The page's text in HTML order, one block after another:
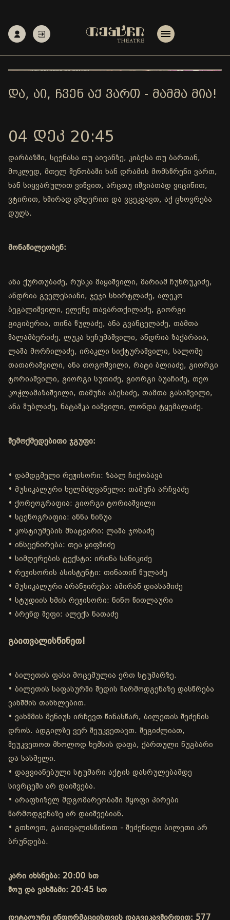
ᲓᲐ, ᲐᲘ, ᲩᲕᲔᲜ ᲐᲥ ᲕᲐᲠᲗ - ᲛᲐᲛᲛᲐ ᲛᲘᲐ!
04 ᲓᲔᲙ 20:45
დარბაზში, სცენასა თუ აივანზე, კიბესა თუ ბართან,
მოკლედ, მთელ შენობაში ხან დრამის მომსწრენი ვართ,
ხან სიყვარულით ვიწვით, არცთუ იშვიათად ვიცინით,
ვტირით, ხშირად ვმღერით და ვცეკვავთ, აქ ცხოვრება
დუღს.
მონაწილეობენ:
ანა ქურთუბაძე, რუსკა მაყაშვილი, მარიამ ჩუხრუკიძე,
ანდრია გველესიანი, ჯეჯი სხირტლაძე, ალეკო
ბეგალიშვილი, ელენე თავართქილაძე, გიორგი
გიგიბერია, თინა წულაძე, ანა გვანცელაძე, თამთა
შალამბერიძე, ლუკა ხეჩუმაშვილი, ანდრია ზაქარაია,
ლაშა მორჩილაძე, ირაკლი სიქტურაშვილი, სალომე
თათარაშვილი, ანა თოგოშვილი, რატი ბლიაძე, გიორგი
ტორიაშვილი, გიორგი სუთიძე, გიორგი ბუაჩიძე, თეო
კოჭლამაზაშვილი, თამუნა აბესაძე, თამთა გასიშვილი,
ანა შუბლაძე, ნატაშკა იაშვილი, ლონდა ტყემალაძე.
შემოქმედებითი ჯგუფი:
• დამდგმელი რეჟისორი: ზაალ ჩიქობავა
• მუსიკალური ხელმძღვანელი: თამუნა არჩვაძე
• ქორეოგრაფია: გიორგი ტორიაშვილი
• სცენოგრაფია: ანნა ნინუა
• კოსტიუმების მხატვარი: ლაშა ჯოხაძე
• ინსცენირება: თეა ყიფშიძე
• სიმღერების ტექსტი: ირინა სანიკიძე
• რეჟისორის ასისტენტი: თინათინ წულაძე
• მუსიკალური არანჟირება: ამირან დიასამიძე
• სტუდიის ხმის რეჟისორი: ნინო წითლაური
• ბრენდ შეფი: ალექს ნათაძე
გაითვალისწინეთ!
• ბილეთის ფასი მოცემულია ერთ სტუმარზე.
• ბილეთის საფასურში შედის წარმოდგენაზე დასწრება
ვახშმის თანხლებით.
• ვახშმის მენიუს ირჩევთ წინასწარ, ბილეთის შეძენის
დროს. ადგილზე ვერ შეუკვეთავთ. შეგიძლიათ,
შეუკვეთოთ მხოლოდ ხემსის დაფა, ქართული ნუგბარი
და სასმელი.
• დაგვიანებული სტუმარი აქტის დასრულებამდე
სივრცეში არ დაიშვება.
• არაფხიზელ მდგომარეობაში მყოფი პირები
წარმოდგენაზე არ დაიშვებიან.
• გთხოვთ, გაითვალისწინოთ - შეძენილი ბილეთი არ
ბრუნდება.
კარი იხსნება: 20:00 სთ
შოუ და ვახშამი: 20:45 სთ
დეტალური ინფორმაციისთვის დაგვიკავშირდით: 577